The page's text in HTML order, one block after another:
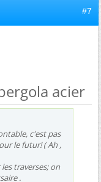
#7
acier
c'est pas
le futur! ( Ah ,
traverses; on
.